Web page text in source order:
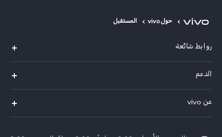
حول vivo المستقبل
روابط شائعة
Y28
V30 Lite
الدعم
مراكز الصيانة
عن vivo